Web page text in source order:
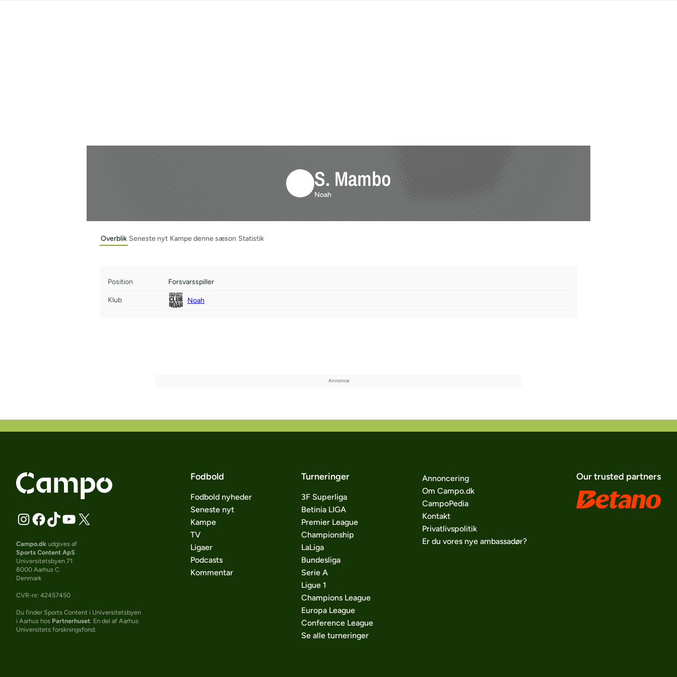
S. Mambo
Noah
Overblik Seneste nyt Kampe denne sæson Statistik
Position Forsvarsspiller
Klub Noah
Campo.dk udgives af
Sports Content ApS
Universitetsbyen 71
8000 Aarhus C
Denmark
CVR-nr: 42457450
Du finder Sports Content i Universitetsbyen
i Aarhus hos Partnerhuset . En del af Aarhus
Universitets forskningsfond.
Fodbold
Fodbold nyheder
Seneste nyt
Kampe
TV
Ligaer
Podcasts
Kommentar
Turneringer
3F Superliga
Betinia LIGA
Premier League
Championship
LaLiga
Bundesliga
Serie A
Ligue 1
Champions League
Europa League
Conference League
Se alle turneringer
Annoncering
Om Campo.dk
CampoPedia
Kontakt
Privatlivspolitik
Er du vores nye ambassadør?
Our trusted partners